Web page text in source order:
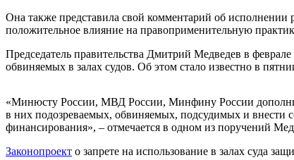
Она также представила свой комментарий об
положительное влияние на правоприменительную
Председатель правительства Дмитрий Медведев в феврале
обвиняемых в залах судов. Об этом стало известно в
«Минюсту России, МВД России, Минфину России
в них подозреваемых, обвиняемых, подсудимых и внести
финансирования», – отмечается в одном из поручений
Законопроект о запрете на использование в залах суда